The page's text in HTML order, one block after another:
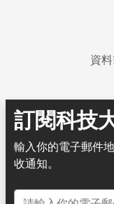
資
訂閱科技
輸入你的電子郵件
收通知。
電子郵件地址